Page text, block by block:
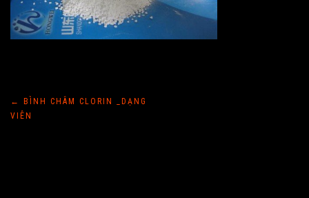
Điều
←
BÌNH CHÂM CLORIN _DẠNG
VIÊN